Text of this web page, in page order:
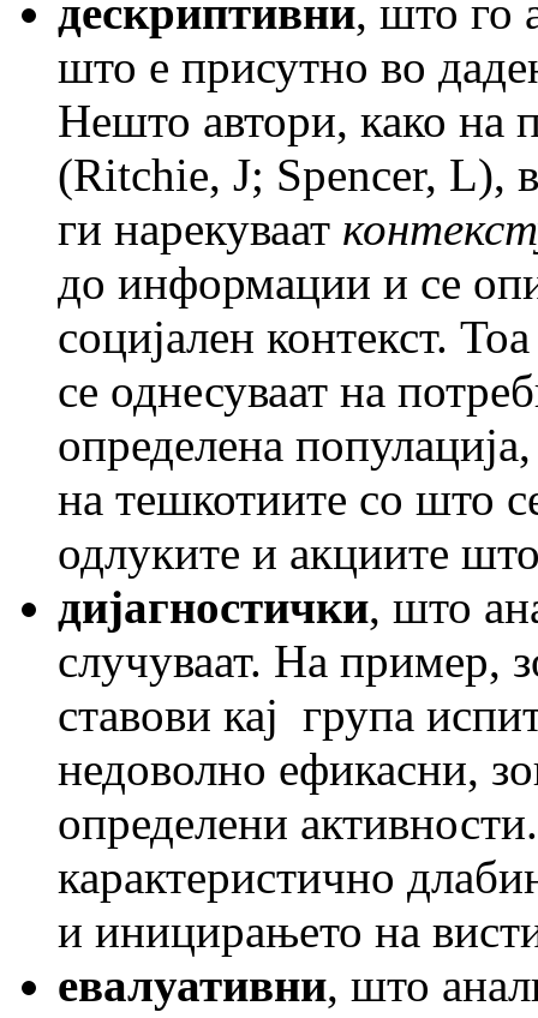
дескриптивни, што го
што е присутно во
Нешто автори, како на
(Ritchie, J; Spencer, L),
ги нарекуваат
до информации и се
социјален контекст.
се однесуваат на
определена
на тешкотиите со што
одлуките и акциите
дијагностички, што
случуваат. На пример,
ставови кај група
недоволно ефикасни,
определени
карактеристично
и иницирањето на
евалуативни, што